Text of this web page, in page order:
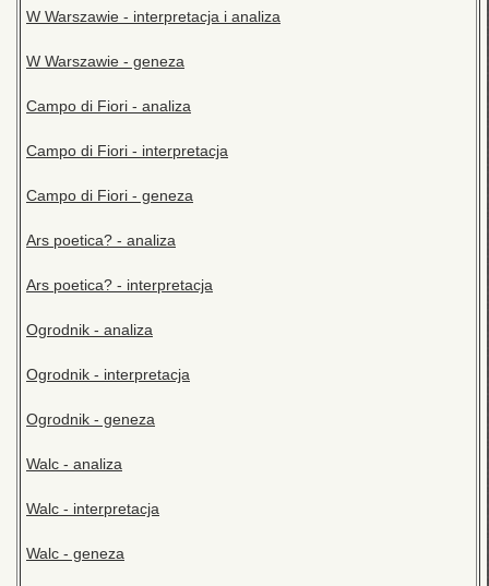
W Warszawie - interpretacja i analiza
W Warszawie - geneza
Campo di Fiori - analiza
Campo di Fiori - interpretacja
Campo di Fiori - geneza
Ars poetica? - analiza
Ars poetica? - interpretacja
Ogrodnik - analiza
Ogrodnik - interpretacja
Ogrodnik - geneza
Walc - analiza
Walc - interpretacja
Walc - geneza